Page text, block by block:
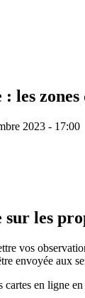
les
2023 - 17:00
les
vos
envoyée aux
en ligne